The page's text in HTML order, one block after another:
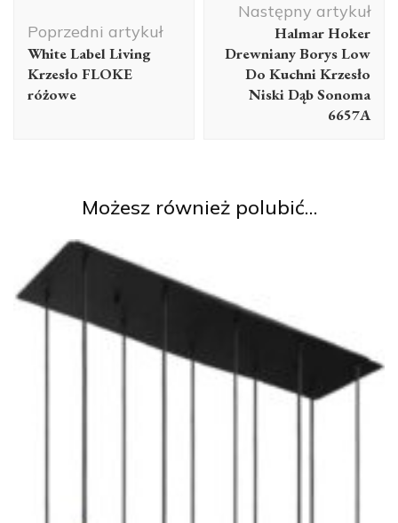
wpisu
Poprzedni artykuł
White Label Living
Krzesło FLOKE
różowe
Następny artykuł
Halmar Hoker
Drewniany Borys Low
Do Kuchni Krzesło
Niski Dąb Sonoma
6657A
Możesz również polubić…